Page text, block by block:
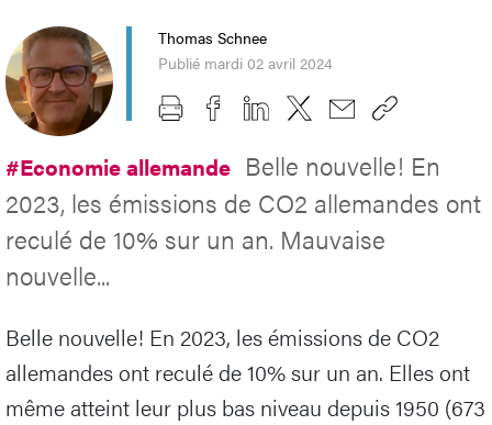
Thomas Schnee
Publié mardi 02 avril 2024
#Economie allemande Belle nouvelle! En
2023, les émissions de CO2 allemandes ont
reculé de 10% sur un an. Mauvaise
nouvelle...
Belle nouvelle! En 2023, les émissions de CO2
allemandes ont reculé de 10% sur un an. Elles ont
même atteint leur plus bas niveau depuis 1950 (673